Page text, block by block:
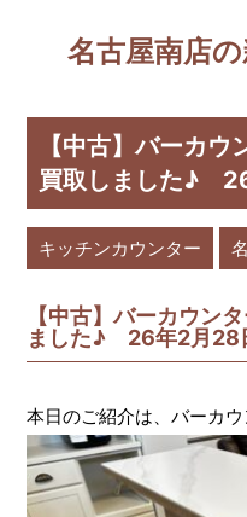
名古屋南店
【中古】バーカ
買取しました♪
キッチンカウンター
【中古】バーカウン
ました♪ 26年2月28
本日のご紹介は、バーカウ